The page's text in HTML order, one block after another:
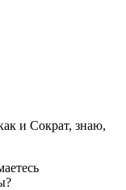
и Сократ, знаю,